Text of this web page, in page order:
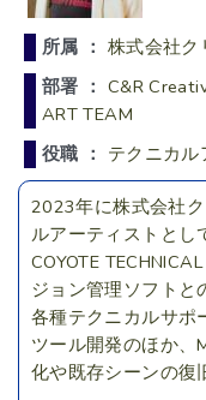
所属 ： 株式会社ク
部署 ： C&R
ART TEAM
役職 ： テクニカル
2023年に株式会社ク
ルアーティストとし
COYOTE
ジョン管理ソフトと
各種テクニカルサポ
ツール開発のほか、
化や既存シーンの復